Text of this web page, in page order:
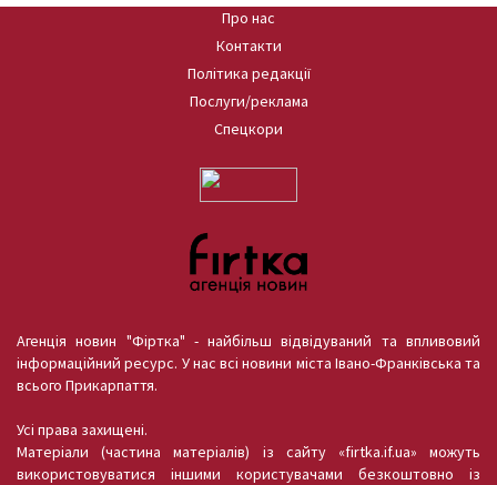
Про нас
Контакти
Політика редакції
Послуги/реклама
Спецкори
Агенція новин "Фіртка" - найбільш відвідуваний та впливовий
інформаційний ресурс. У нас всі новини міста Івано-Франківська та
всього Прикарпаття.
Усі права захищені.
Матеріали (частина матеріалів) із сайту «firtka.if.ua» можуть
використовуватися іншими користувачами безкоштовно із